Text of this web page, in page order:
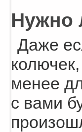
Нужно
Даже
менее
с вами